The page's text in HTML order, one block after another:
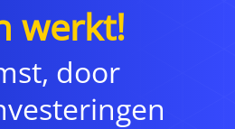
werkt!
door